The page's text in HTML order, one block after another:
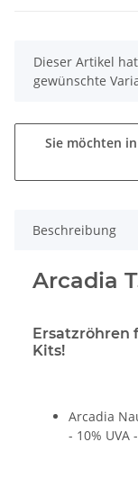
x
Dieser Artikel
gewünschte
Sie möchten
Beschreibung
Arcadia
Ersatzröhren
Kits!
Arcadia
- 10% UVA